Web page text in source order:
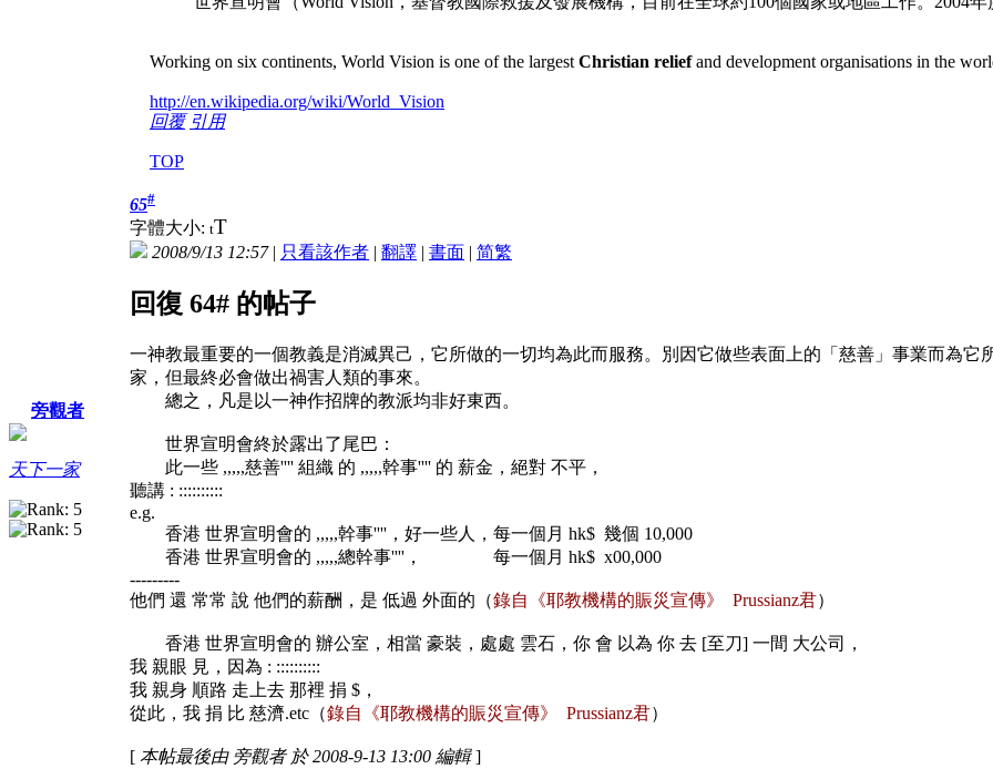
Working on six continents, World Vision is one of the largest Christian reliefand development organisations in the
http://en.wikipedia.org/wiki/World_Vision
回覆 引用
TOP
旁觀者
天下一家
65#
字體大小: tT
2008/9/13 12:57| 只看該作者 | 翻譯 | 書面 | 简繁
回復 64# 的帖子
一神教最重要的一個教義是消滅異己，它所做的一切均為此而服務。別因它做些表面上的「慈善」事業而為
家，但最終必會做出禍害人類的事來。
總之，凡是以一神作招牌的教派均非好東西。
世界宣明會終於露出了尾巴：
此一些 ,,,,,慈善'''' 組織 的 ,,,,,幹事'''' 的 薪金，絕對 不平，
聽講 : ::::::::::
e.g.
香港 世界宣明會的 ,,,,,幹事''''，好一些人，每一個月 hk$ 幾個 10,000
香港 世界宣明會的 ,,,,,總幹事''''， 每一個月 hk$ x00,000
---------
他們 還 常常 說 他們的薪酬，是 低過 外面的（錄自《耶教機構的賑災宣傳》 Prussianz君）
香港 世界宣明會的 辦公室，相當 豪裝，處處 雲石，你 會 以為 你 去 [至刀] 一間 大公司，
我 親眼 見，因為 : ::::::::::
我 親身 順路 走上去 那裡 捐 $，
從此，我 捐 比 慈濟.etc（錄自《耶教機構的賑災宣傳》 Prussianz君）
[ 本帖最後由 旁觀者 於 2008-9-13 13:00 編輯]